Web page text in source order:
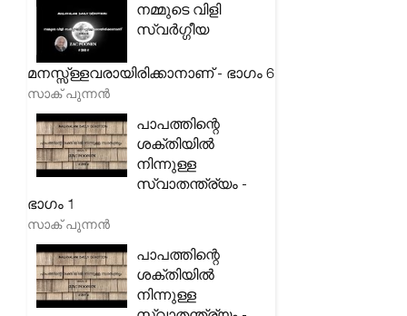
നമ്മുടെ വിളി
സ്വർഗ്ഗീയ
മനസ്സ്ള്ളവരായിരിക്കാനാണ് - ഭാഗം 6
സാക് പുന്നൻ
പാപത്തിന്റെ
ശക്തിയിൽ
നിന്നുള്ള
സ്വാതന്ത്ര്യം -
ഭാഗം 1
സാക് പുന്നൻ
പാപത്തിന്റെ
ശക്തിയിൽ
നിന്നുള്ള